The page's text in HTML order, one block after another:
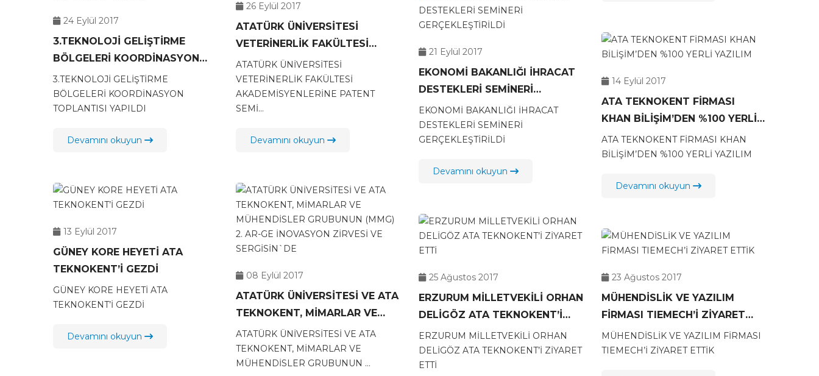
26 Eylül 2017
ATATÜRK ÜNİVERSİTESİ
VETERİNERLİK FAKÜLTESİ
AKADEMİSYENLERİNE PATENT
SEMİNERİ VERİLDİ
ATATÜRK ÜNİVERSİTESİ
VETERİNERLİK FAKÜLTESİ
AKADEMİSYENLERİNE PATENT
SEMİ...
Devamını okuyun
24 Eylül 2017
3.TEKNOLOJİ GELİŞTİRME
BÖLGELERİ KOORDİNASYON
TOPLANTISI YAPILDI
3.TEKNOLOJİ GELİŞTİRME
BÖLGELERİ KOORDİNASYON
TOPLANTISI YAPILDI
Devamını okuyun
21 Eylül 2017
EKONOMİ BAKANLIĞI İHRACAT
DESTEKLERİ SEMİNERİ
GERÇEKLEŞTİRİLDİ
EKONOMİ BAKANLIĞI İHRACAT
DESTEKLERİ SEMİNERİ
GERÇEKLEŞTİRİLDİ
Devamını okuyun
14 Eylül 2017
ATA TEKNOKENT FİRMASI
KHAN BİLİŞİM’DEN %100 YERLİ
YAZILIM
ATA TEKNOKENT FİRMASI KHAN
BİLİŞİM’DEN %100 YERLİ YAZILIM
Devamını okuyun
13 Eylül 2017
GÜNEY KORE HEYETİ ATA
TEKNOKENT’İ GEZDİ
GÜNEY KORE HEYETİ ATA
TEKNOKENT’İ GEZDİ
Devamını okuyun
08 Eylül 2017
ATATÜRK ÜNİVERSİTESİ VE ATA
TEKNOKENT, MİMARLAR VE
MÜHENDİSLER GRUBUNUN
(MMG) 2. AR-GE İNOVASYON
ZİRVESİ VE SERGİSİN`DE
ATATÜRK ÜNİVERSİTESİ VE ATA
TEKNOKENT, MİMARLAR VE
MÜHENDİSLER GRUBUNUN ...
25 Ağustos 2017
ERZURUM MİLLETVEKİLİ ORHAN
DELİGÖZ ATA TEKNOKENT’İ
ZİYARET ETTİ
ERZURUM MİLLETVEKİLİ ORHAN
DELİGÖZ ATA TEKNOKENT’İ ZİYARET
ETTİ
23 Ağustos 2017
MÜHENDİSLİK VE YAZILIM
FİRMASI TIEMECH’İ ZİYARET
ETTİK
MÜHENDİSLİK VE YAZILIM FİRMASI
TIEMECH’İ ZİYARET ETTİK